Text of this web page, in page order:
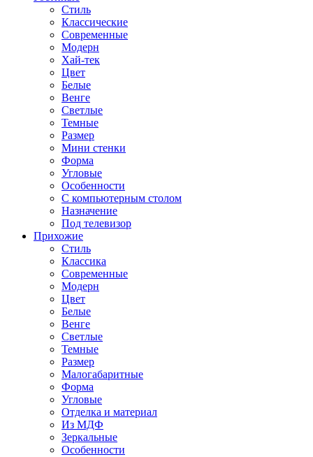
Стиль
Классические
Современные
Модерн
Хай-тек
Цвет
Белые
Венге
Светлые
Темные
Размер
Мини стенки
Форма
Угловые
Особенности
С компьютерным столом
Назначение
Под телевизор
Прихожие
Стиль
Классика
Современные
Модерн
Цвет
Белые
Венге
Светлые
Темные
Размер
Малогабаритные
Форма
Угловые
Отделка и материал
Из МДФ
Зеркальные
Особенности